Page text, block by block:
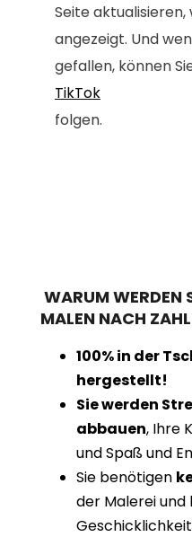
Seite
angezeigt. Und
gefallen, können
TikTok
folgen.
WARUM WERDEN
MALEN NACH
100% in der
hergestellt!
Sie werden
abbauen, Ihre
und Spaß und
Sie benötigen
der Malerei und